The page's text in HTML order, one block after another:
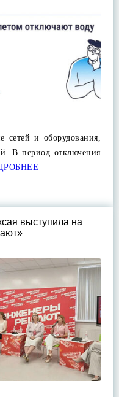
сетей и оборудования,
В период отключения
выступила на